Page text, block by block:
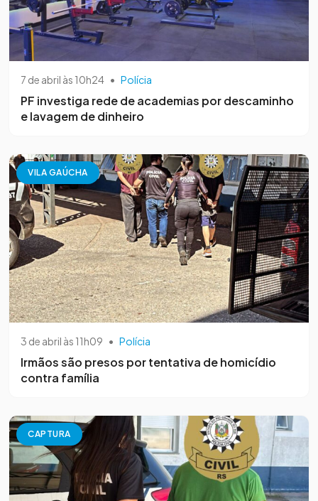
7 de abril às 10h24 • Polícia
PF investiga rede de academias por descaminho
e lavagem de dinheiro
VILA GAÚCHA
3 de abril às 11h09 • Polícia
Irmãos são presos por tentativa de homicídio
contra família
CAPTURA